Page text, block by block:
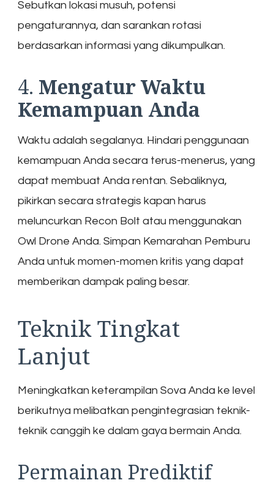
Sebutkan lokasi musuh, potensi
pengaturannya, dan sarankan rotasi
berdasarkan informasi yang dikumpulkan.
4. Mengatur Waktu
Kemampuan Anda
Waktu adalah segalanya. Hindari penggunaan
kemampuan Anda secara terus-menerus, yang
dapat membuat Anda rentan. Sebaliknya,
pikirkan secara strategis kapan harus
meluncurkan Recon Bolt atau menggunakan
Owl Drone Anda. Simpan Kemarahan Pemburu
Anda untuk momen-momen kritis yang dapat
memberikan dampak paling besar.
Teknik Tingkat
Lanjut
Meningkatkan keterampilan Sova Anda ke level
berikutnya melibatkan pengintegrasian teknik-
teknik canggih ke dalam gaya bermain Anda.
Permainan Prediktif